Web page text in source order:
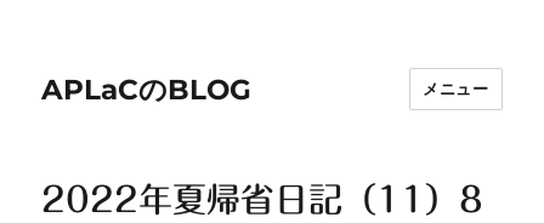
APLaCのBLOG メニュー
2022年夏帰省日記（11）8